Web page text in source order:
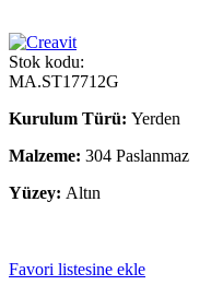
Stok kodu:
MA.ST17712G
Kurulum Türü: Yerden
Malzeme: 304 Paslanmaz
Yüzey: Altın
Favori listesine ekle